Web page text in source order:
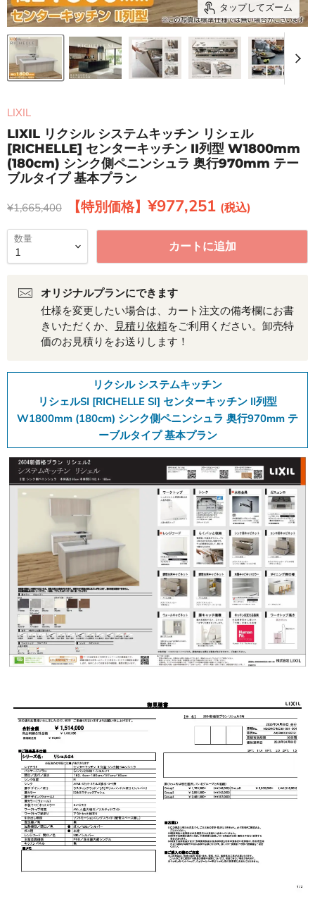
タップしてズーム
LIXIL
LIXIL リクシル システムキッチン リシェル
[RICHELLE] センターキッチン II列型 W1800mm
(180cm) シンク側ペニンシュラ 奥行970mm テー
ブルタイプ 基本プラン
元の価格
¥1,665,400 現在の価格
¥977,251
数量 カートに追加
オリジナルプランにできます
仕様を変更したい場合は、カート注文の備考欄にお書
きいただくか、 見積り依頼をご利用ください。卸売特
価のお見積りをお送りします！
リクシル システムキッチン
リシェルSI [RICHELLE SI] センターキッチン II列型
W1800mm (180cm) シンク側ペニンシュラ 奥行970mm テ
ーブルタイプ 基本プラン